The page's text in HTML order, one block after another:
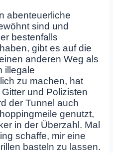
abenteuerliche
sind und
bestenfalls
gibt es auf die
anderen Weg als
illegale
zu machen, hat
und Polizisten
der Tunnel auch
genutzt,
in der Überzahl. Mal
schaffe, mir eine
basteln zu lassen.